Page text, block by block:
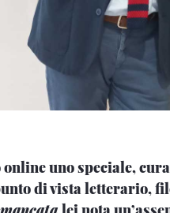
uno speciale,
di vista letterario,